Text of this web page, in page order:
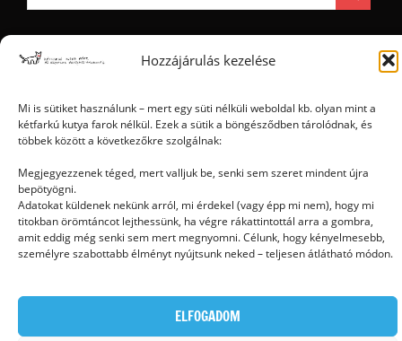
Hozzájárulás kezelése
Mi is sütiket használunk – mert egy süti nélküli weboldal kb. olyan mint a
kétfarkú kutya farok nélkül. Ezek a sütik a böngésződben tárolódnak, és
többek között a következőkre szolgálnak:
Megjegyezzenek téged, mert valljuk be, senki sem szeret mindent újra
bepötyögni.
Adatokat küldenek nekünk arról, mi érdekel (vagy épp mi nem), hogy mi
titokban örömtáncot lejthessünk, ha végre rákattintottál arra a gombra,
amit eddig még senki sem mert megnyomni. Célunk, hogy kényelmesebb,
személyre szabottabb élményt nyújtsunk neked – teljesen átlátható módon.
ELFOGADOM